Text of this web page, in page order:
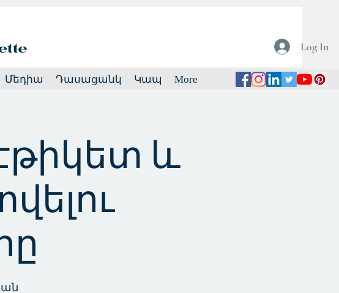
Log In
Մեդիա Դասացանկ Կապ More
և